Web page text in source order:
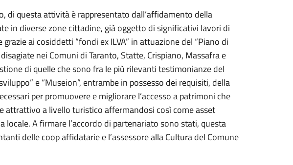
di questa attività è rappresentato dall’affidamento della
in diverse zone cittadine, già oggetto di significativi lavori di
ai cosiddetti “fondi ex ILVA” in attuazione del “Piano di
nei Comuni di Taranto, Statte, Crispiano, Massafra e
di quelle che sono fra le più rilevanti testimonianze del
e “Museion”, entrambe in possesso dei requisiti, della
per promuovere e migliorare l’accesso a patrimoni che
attrattivo a livello turistico affermandosi così come asset
locale. A firmare l’accordo di partenariato sono stati, questa
delle coop affidatarie e l’assessore alla Cultura del Comune